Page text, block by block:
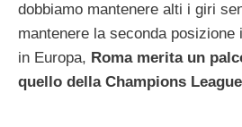
dobbiamo mantenere alti i giri
mantenere la seconda
in Europa, Roma merita un
quello della Champions League